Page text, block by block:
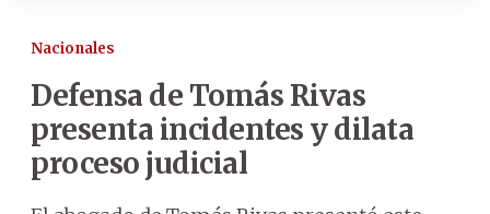
Nacionales
Defensa de Tomás Rivas
presenta incidentes y dilata
proceso judicial